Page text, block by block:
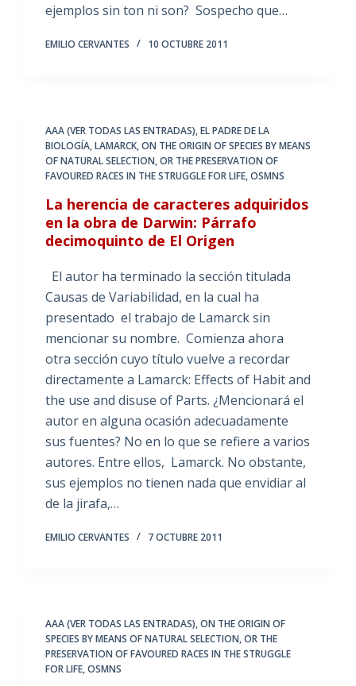
ejemplos sin ton ni son? Sospecho que…
EMILIO CERVANTES 10 OCTUBRE 2011
AAA (VER TODAS LAS ENTRADAS),EL PADRE DE LA
BIOLOGÍA,LAMARCK,ON THE ORIGIN OF SPECIES BY MEANS
OF NATURAL SELECTION,OR THE PRESERVATION OF
FAVOURED RACES IN THE STRUGGLE FOR LIFE,OSMNS
La herencia de caracteres adquiridos
en la obra de Darwin: Párrafo
decimoquinto de El Origen
El autor ha terminado la sección titulada
Causas de Variabilidad, en la cual ha
presentado el trabajo de Lamarck sin
mencionar su nombre. Comienza ahora
otra sección cuyo título vuelve a recordar
directamente a Lamarck: Effects of Habit and
the use and disuse of Parts. ¿Mencionará el
autor en alguna ocasión adecuadamente
sus fuentes? No en lo que se refiere a varios
autores. Entre ellos, Lamarck. No obstante,
sus ejemplos no tienen nada que envidiar al
de la jirafa,…
EMILIO CERVANTES 7 OCTUBRE 2011
AAA (VER TODAS LAS ENTRADAS),ON THE ORIGIN OF
SPECIES BY MEANS OF NATURAL SELECTION,OR THE
PRESERVATION OF FAVOURED RACES IN THE STRUGGLE
FOR LIFE,OSMNS